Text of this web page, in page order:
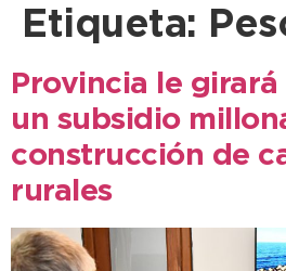
Etiqueta:
Provincia le
un subsidio
construcción de
rurales